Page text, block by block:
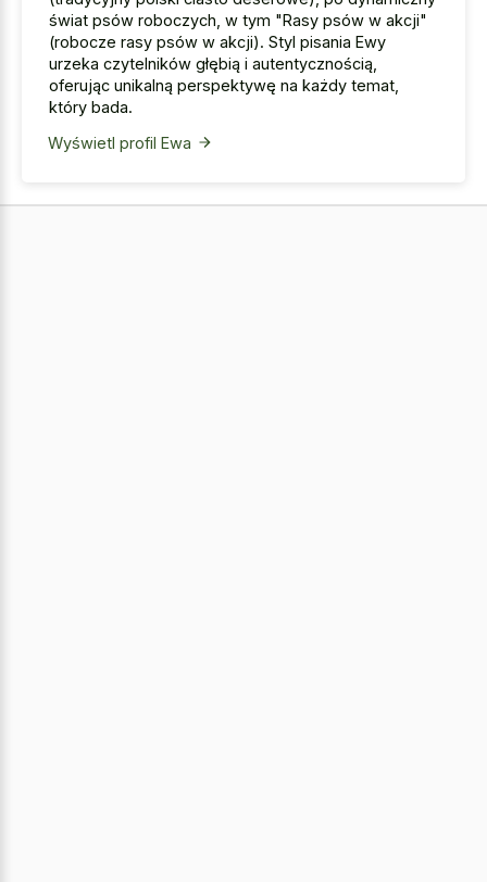
świat psów roboczych, w tym "Rasy psów w akcji"
(robocze rasy psów w akcji). Styl pisania Ewy
urzeka czytelników głębią i autentycznością,
oferując unikalną perspektywę na każdy temat,
który bada.
Wyświetl profil Ewa